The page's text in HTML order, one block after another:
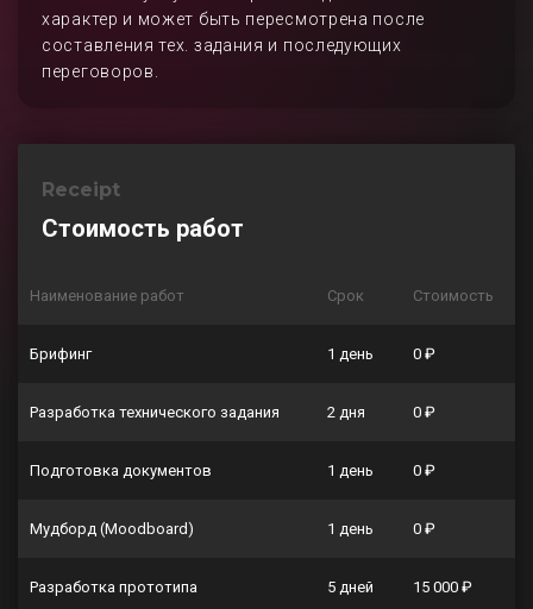
характер и может быть пересмотрена после
составления тех. задания и последующих
переговоров.
Receipt
Стоимость работ
Наименование работ Срок Стоимость
Брифинг 1 день 0 ₽
Разработка технического задания 2 дня 0 ₽
Подготовка документов 1 день 0 ₽
Мудборд (Moodboard) 1 день 0 ₽
Разработка прототипа 5 дней 15 000 ₽